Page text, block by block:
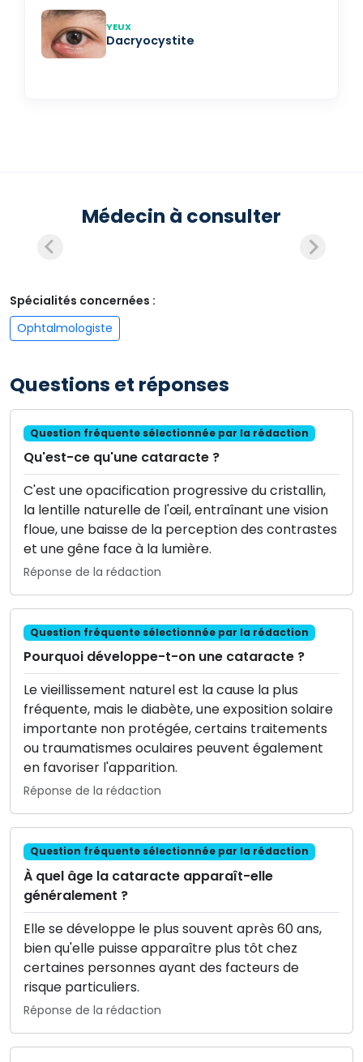
YEUX
Dacryocystite
Médecin à consulter
Spécialités concernées :
Ophtalmologiste
Questions et réponses
Question fréquente sélectionnée par la rédaction
Qu'est-ce qu'une cataracte ?
C'est une opacification progressive du cristallin,
la lentille naturelle de l'œil, entraînant une vision
floue, une baisse de la perception des contrastes
et une gêne face à la lumière.
Réponse de la rédaction
Question fréquente sélectionnée par la rédaction
Pourquoi développe-t-on une cataracte ?
Le vieillissement naturel est la cause la plus
fréquente, mais le diabète, une exposition solaire
importante non protégée, certains traitements
ou traumatismes oculaires peuvent également
en favoriser l'apparition.
Réponse de la rédaction
Question fréquente sélectionnée par la rédaction
À quel âge la cataracte apparaît-elle
généralement ?
Elle se développe le plus souvent après 60 ans,
bien qu'elle puisse apparaître plus tôt chez
certaines personnes ayant des facteurs de
risque particuliers.
Réponse de la rédaction